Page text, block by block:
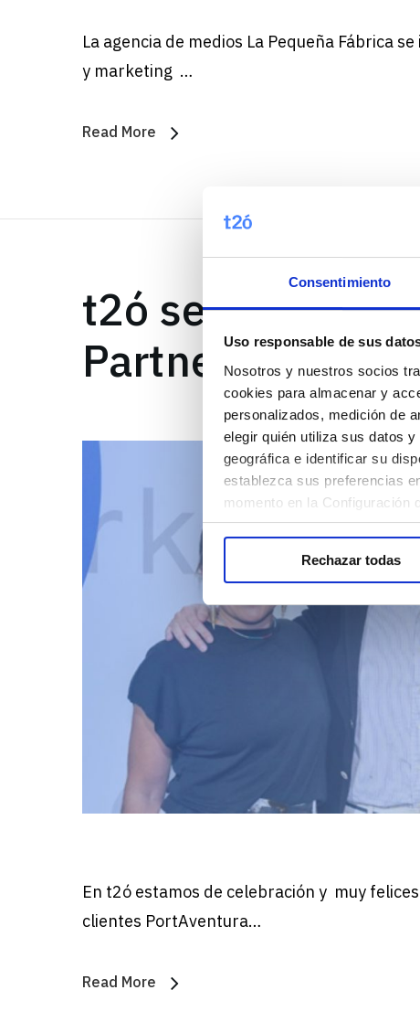
Consentimiento
Uso responsable de sus
Nosotros y nuestros socios
cookies para almacenar y
personalizados, medición de
elegir quién utiliza sus datos
geográfica e identificar su
establezca sus preferencias
momento en la Configuración
Rechazar todas
La agencia de medios La Pequeña Fábrica
y marketing …
Read More
t2ó se lleva el
Partner Awards
En t2ó estamos de celebración y muy
clientes PortAventura…
Read More